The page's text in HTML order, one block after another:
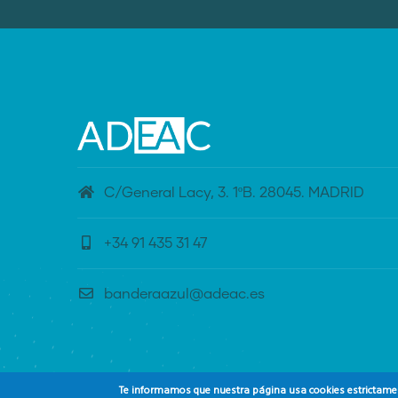
C/General Lacy, 3. 1ºB. 28045. MADRID
+34 91 435 31 47
banderaazul@adeac.es
Te informamos que nuestra página usa cookies